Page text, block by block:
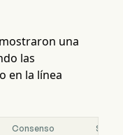
una
las
en la línea
Consenso